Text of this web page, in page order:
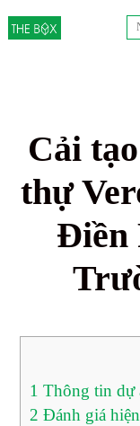
Cải
thự
Điền
1 Thông tin dự
2 Đánh giá